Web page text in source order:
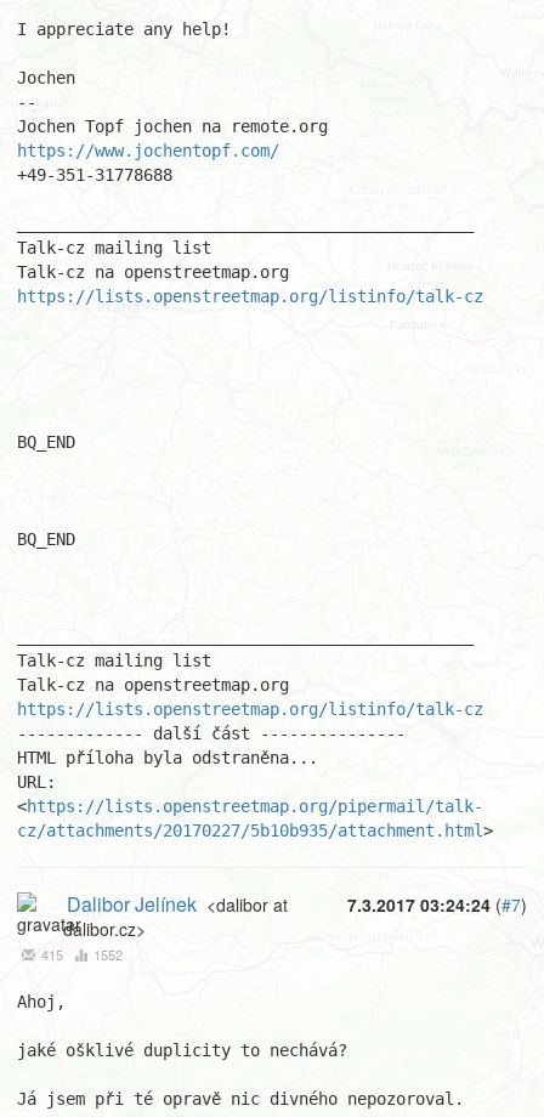
I appreciate any help!
Jochen
--
https://www.jochentopf.com/
+49-351-31778688
Talk-cz mailing list
https://lists.openstreetmap.org/listinfo/talk-cz
BQ_END
BQ_END
Talk-cz mailing list
https://lists.openstreetmap.org/listinfo/talk-cz
------------- další část ---------------
HTML příloha byla odstraněna...
URL:
<https://lists.openstreetmap.org/pipermail/talk-
cz/attachments/20170227/5b10b935/attachment.html>
7.3.2017 03:24:24 (#7)
Dalibor Jelínek <dalibor at
dalibor.cz>
415 1552
Ahoj,
jaké ošklivé duplicity to nechává?
Já jsem při té opravě nic divného nepozoroval.